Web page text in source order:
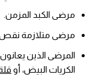
مرضى الكبد المزمن.
مرضى متلازمة نقص
المرضى الذين
الكريات البيض، أو